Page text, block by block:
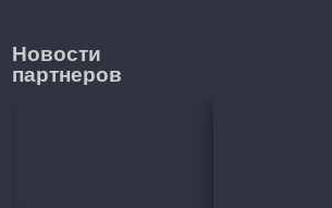
Новости
партнеров